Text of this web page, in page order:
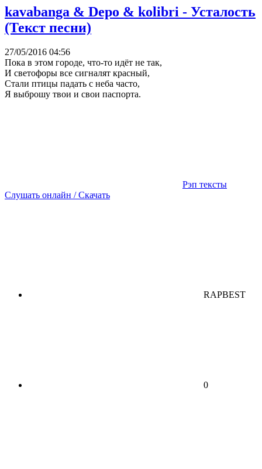
kavabanga & Depo & kolibri - Усталость
(Текст песни)
27/05/2016 04:56
Пока в этом городе, что-то идёт не так,
И светофоры все сигналят красный,
Стали птицы падать с неба часто,
Я выброшу твои и свои паспорта.
Рэп тексты
Слушать онлайн / Скачать
RAPBEST
0